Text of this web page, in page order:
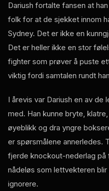
Dariush fortalte fansen at
folk for at de sjekket innom
Sydney. Det er ikke en
Det er heller ikke en stor
fighter som prøver å puste
viktig fordi samtalen rundt
I årevis var Dariush en av de
med. Han kunne bryte,
øyeblikk og dra yngre
er spørsmålene annerledes.
fjerde knockout-nederlag på
nådeløs som lettvekteren
ignorere.